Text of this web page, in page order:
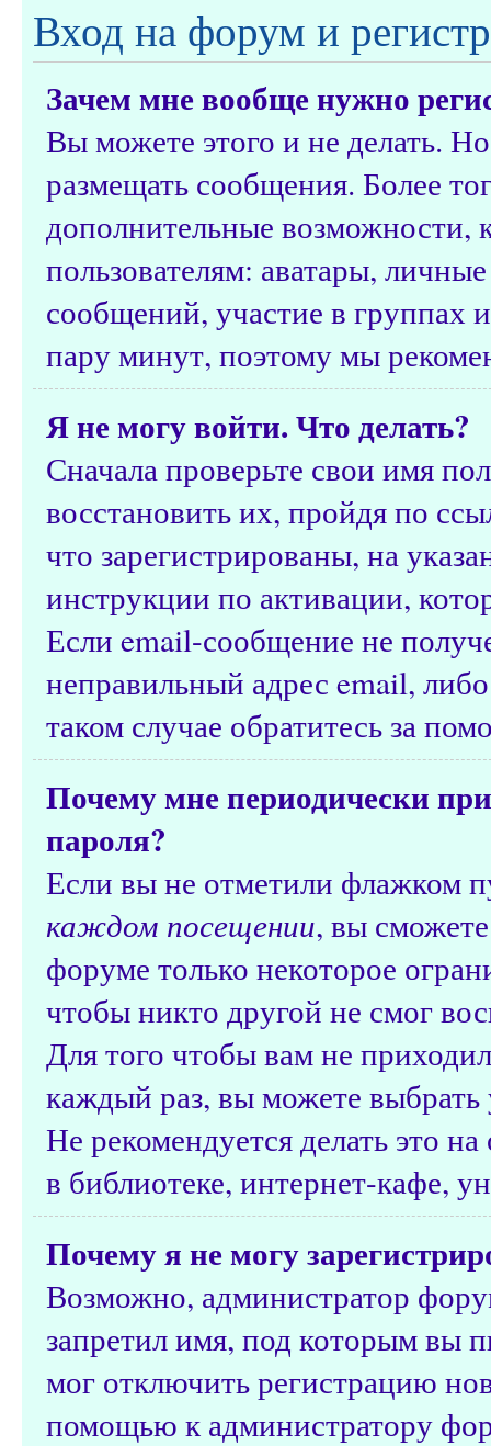
Вход на форум и
Зачем мне вообще нужно
Вы можете этого и не делать.
размещать сообщения. Более
дополнительные
пользователям: аватары,
сообщений, участие в группах
пару минут, поэтому мы
Я не могу войти. Что делать?
Сначала проверьте свои имя
восстановить их, пройдя по
что зарегистрированы, на
инструкции по активации,
Если email-сообщение не
неправильный адрес email,
таком случае обратитесь за
Почему мне периодически
пароля?
Если вы не отметили флажком
каждом посещении, вы
форуме только некоторое
чтобы никто другой не смог
Для того чтобы вам не
каждый раз, вы можете
Не рекомендуется делать это
в библиотеке, интернет-кафе,
Почему я не могу
Возможно, администратор
запретил имя, под которым вы
мог отключить регистрацию
помощью к администратору